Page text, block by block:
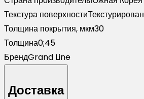
Текстура поверхности
Толщина покрытия, мкм30
Толщина0;45
БрендGrand Line
Доставка